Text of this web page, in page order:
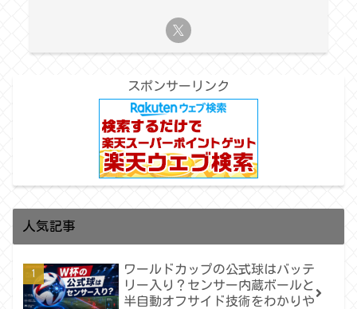
スポンサーリンク
人気記事
ワールドカップの公式球はバッテ
リー入り？センサー内蔵ボールと
半自動オフサイド技術をわかりや